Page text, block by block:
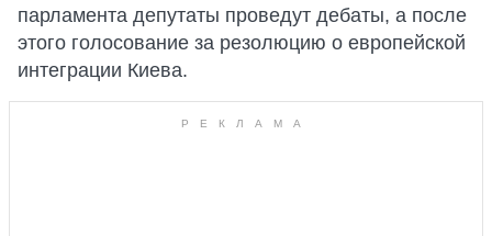
парламента депутаты проведут дебаты, а после
этого голосование за резолюцию о европейской
интеграции Киева.